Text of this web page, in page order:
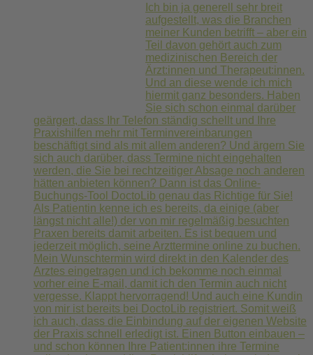
Ich bin ja generell sehr breit
aufgestellt, was die Branchen
meiner Kunden betrifft – aber ein
Teil davon gehört auch zum
medizinischen Bereich der
Ärzt:innen und Therapeut:innen.
Und an diese wende ich mich
hiermit ganz besonders. Haben
Sie sich schon einmal darüber
geärgert, dass Ihr Telefon ständig schellt und Ihre
Praxishilfen mehr mit Terminvereinbarungen
beschäftigt sind als mit allem anderen? Und ärgern Sie
sich auch darüber, dass Termine nicht eingehalten
werden, die Sie bei rechtzeitiger Absage noch anderen
hätten anbieten können? Dann ist das Online-
Buchungs-Tool DoctoLib genau das Richtige für Sie!
Als Patientin kenne ich es bereits, da einige (aber
längst nicht alle!) der von mir regelmäßig besuchten
Praxen bereits damit arbeiten. Es ist bequem und
jederzeit möglich, seine Arzttermine online zu buchen.
Mein Wunschtermin wird direkt in den Kalender des
Arztes eingetragen und ich bekomme noch einmal
vorher eine E-mail, damit ich den Termin auch nicht
vergesse. Klappt hervorragend! Und auch eine Kundin
von mir ist bereits bei DoctoLib registriert. Somit weiß
ich auch, dass die Einbindung auf der eigenen Website
der Praxis schnell erledigt ist. Einen Button einbauen –
und schon können Ihre Patient:innen ihre Termine